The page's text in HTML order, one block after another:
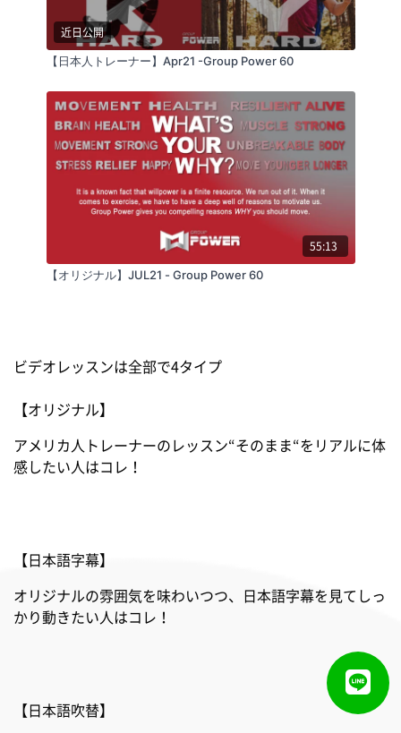
近日公開
【日本人トレーナー】Apr21 -Group Power 60
55:13
【オリジナル】JUL21 - Group Power 60
ビデオレッスンは全部で4タイプ
【オリジナル】
アメリカ人トレーナーのレッスン“そのまま“をリアルに体
感したい人はコレ！
【日本語字幕】
オリジナルの雰囲気を味わいつつ、日本語字幕を見てしっ
かり動きたい人はコレ！
【日本語吹替】